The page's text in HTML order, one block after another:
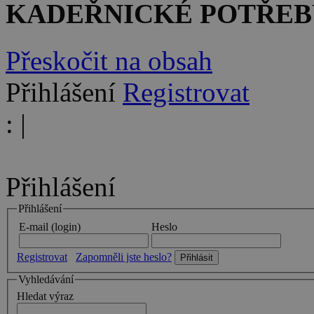
KADEŘNICKÉ
Přeskočit na obsah
Přihlášení Registrovat
: |
Přihlášení
Přihlášení
E-mail (login)
Heslo
Registrovat
Zapomněli jste heslo?
Vyhledávání
Hledat výraz